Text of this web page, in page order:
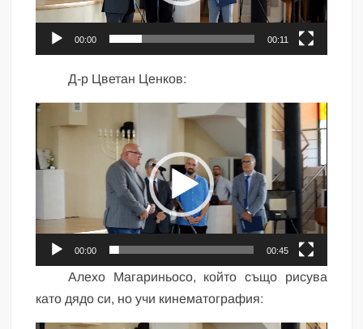
00:00 00:11
Д-р Цветан Ценков:
Видео
00:00 00:45
Алехо Магариньосо, който също рисува
като дядо си, но учи кинематография: